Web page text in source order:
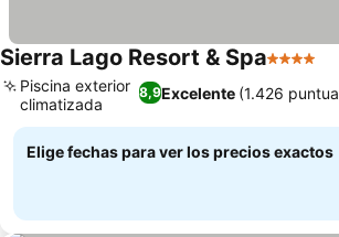
Sierra Lago Resort & Spa4
8,9Excelente (1.426
Piscina exterior
climatizada
Elige fechas para ver los precios exactos